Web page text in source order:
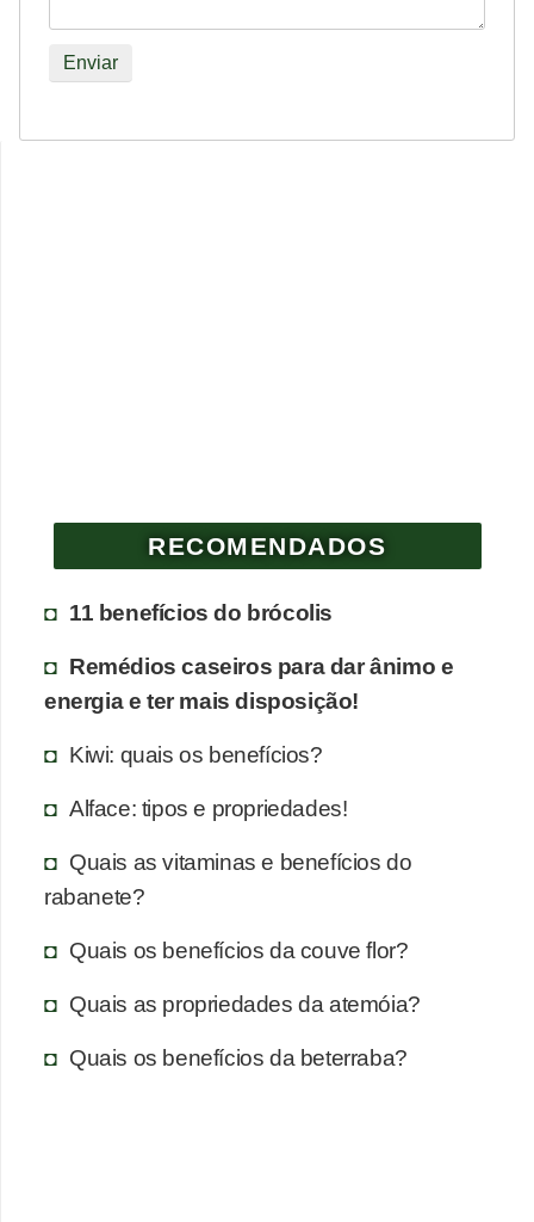
RECOMENDADOS
11 benefícios do brócolis
Remédios caseiros para dar ânimo e
energia e ter mais disposição!
Kiwi: quais os benefícios?
Alface: tipos e propriedades!
Quais as vitaminas e benefícios do
rabanete?
Quais os benefícios da couve flor?
Quais as propriedades da atemóia?
Quais os benefícios da beterraba?